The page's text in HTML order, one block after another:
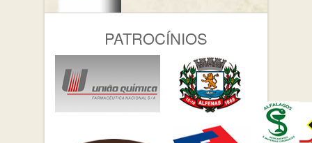
PATROCÍNIOS